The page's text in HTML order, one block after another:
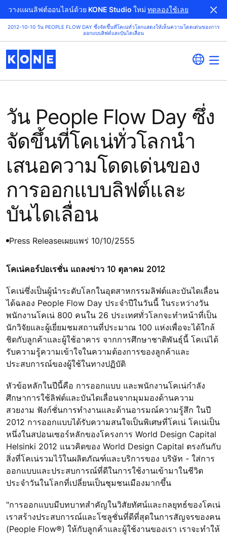
วางแผนลิฟต์ออนไลน์ด้วย KONE Studio ใหม่ ทดลองใช้เลย
2012-10-10 วัน PEOPLE FLOW DAY ซึ่งจัดขึ้นที่โคเน่ทั่วโลกแสดงให้เห็นความโดดเด่นของการ
ออกแบบลิฟต์และบันไดเลื่อน
วัน People Flow Day ซึ่ง
จัดขึ้นที่โคเน่ทั่วโลกนำ
เสนอความโดดเด่นของ
การออกแบบลิฟต์และ
บันไดเลื่อน
Press Releaseเผยแพร่ 10/10/2555
โคเน่คอร์ปอเรชั่น แถลงข่าว 10 ตุลาคม 2012
โคเน่ซึ่งเป็นผู้นำระดับโลกในอุตสาหกรรมลิฟต์และบันไดเลื่อน
ได้ฉลอง People Flow Day ประจำปีในวันนี้ ในระหว่างวัน
พนักงานโคเน่ 800 คนใน 26 ประเทศทั่วโลกจะทำหน้าที่เป็น
นักวิจัยและผู้เยี่ยมชมสถานที่ประมาณ 100 แห่งเพื่อจะได้ใกล้
ชิดกับลูกค้าและผู้ใช้อาคาร จากการศึกษาชาติพันธุ์นี้ โคเน่ได้
รับความรู้ความเข้าใจในความต้องการของลูกค้าและ
ประสบการณ์ของผู้ใช้ในทางปฏิบัติ
หัวข้อหลักในปีนี้คือ การออกแบบ และพนักงานโคเน่กำลัง
ศึกษาการใช้ลิฟต์และบันไดเลื่อนจากมุมมองด้านความ
สวยงาม ฟังก์ชั่นการทำงานและด้านอารมณ์ความรู้สึก ในปี
2012 การออกแบบได้รับความสนใจเป็นพิเศษที่โคเน่ โคเน่เป็น
หนึ่งในสปอนเซอร์หลักของโครงการ World Design Capital
Helsinki 2012 แนวคิดของ World Design Capital ตรงกันกับ
สิ่งที่โคเน่รวมไว้ในผลิตภัณฑ์และบริการของ บริษัท - ใส่การ
ออกแบบและประสบการณ์ที่ดีในการใช้งานเข้ามาในชีวิต
ประจำวันในโลกที่เปลี่ยนเป็นชุมชนเมืองมากขึ้น
"การออกแบบมีบทบาทสำคัญในวิสัยทัศน์และกลยุทธ์ของโคเน่
เราสร้างประสบการณ์และโซลูชั่นที่ดีที่สุดในการสัญจรของคน
(People Flow®) ให้กับลูกค้าและผู้ใช้งานของเรา เราจะทำให้